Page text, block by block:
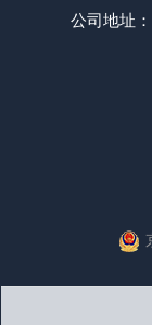
公司地址